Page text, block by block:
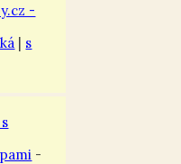
-
| s
-